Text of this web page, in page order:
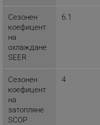
Сезонен
коефицент
на
охлаждане
SEER
6.1
Сезонен
коефицент
на
затопляне
SCOP
4